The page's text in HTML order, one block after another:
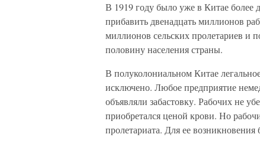
В 1919 году было уже в Китае
прибавить двенадцать миллионов
миллионов сельских пролетариев и
половину населения страны.
В полуколониальном Китае
исключено. Любое предприятие
объявляли забастовку. Рабочих не
приобретался ценой крови. Но
пролетариата. Для ее